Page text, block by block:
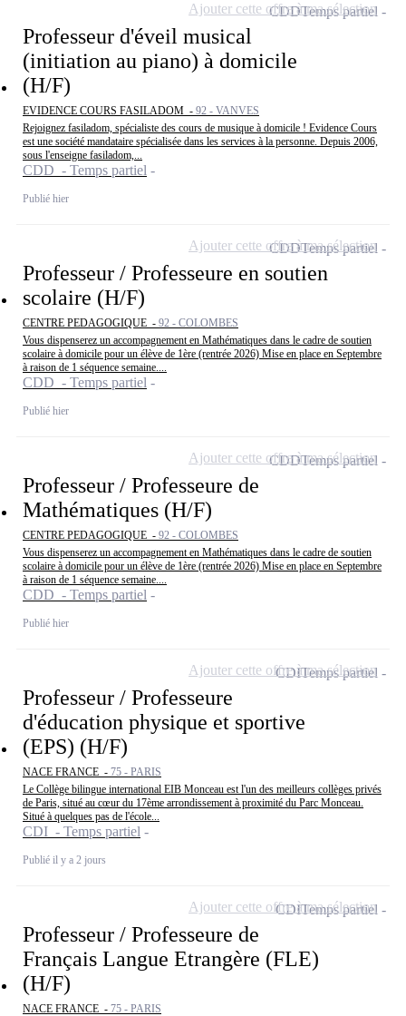
Professeur d'éveil musical
(initiation au piano) à domicile
(H/F)
EVIDENCE COURS FASILADOM - 92 - VANVES
Rejoignez fasiladom, spécialiste des cours de musique à domicile ! Evidence Cours
est une société mandataire spécialisée dans les services à la personne. Depuis 2006,
sous l'enseigne fasiladom,...
CDD - Temps partiel
Publié hier
CDDTemps partiel
Ajouter cette offre à ma sélection
Professeur / Professeure en soutien
scolaire (H/F)
CENTRE PEDAGOGIQUE - 92 - COLOMBES
Vous dispenserez un accompagnement en Mathématiques dans le cadre de soutien
scolaire à domicile pour un élève de 1ère (rentrée 2026) Mise en place en Septembre
à raison de 1 séquence semaine....
CDD - Temps partiel
Publié hier
CDDTemps partiel
Ajouter cette offre à ma sélection
Professeur / Professeure de
Mathématiques (H/F)
CENTRE PEDAGOGIQUE - 92 - COLOMBES
Vous dispenserez un accompagnement en Mathématiques dans le cadre de soutien
scolaire à domicile pour un élève de 1ère (rentrée 2026) Mise en place en Septembre
à raison de 1 séquence semaine....
CDD - Temps partiel
Publié hier
CDDTemps partiel
Ajouter cette offre à ma sélection
Professeur / Professeure
d'éducation physique et sportive
(EPS) (H/F)
NACE FRANCE - 75 - PARIS
Le Collège bilingue international EIB Monceau est l'un des meilleurs collèges privés
de Paris, situé au cœur du 17ème arrondissement à proximité du Parc Monceau.
Situé à quelques pas de l'école...
CDI - Temps partiel
Publié il y a 2 jours
CDITemps partiel
Ajouter cette offre à ma sélection
Professeur / Professeure de
Français Langue Etrangère (FLE)
(H/F)
NACE FRANCE - 75 - PARIS
CDITemps partiel
Ajouter cette offre à ma sélection